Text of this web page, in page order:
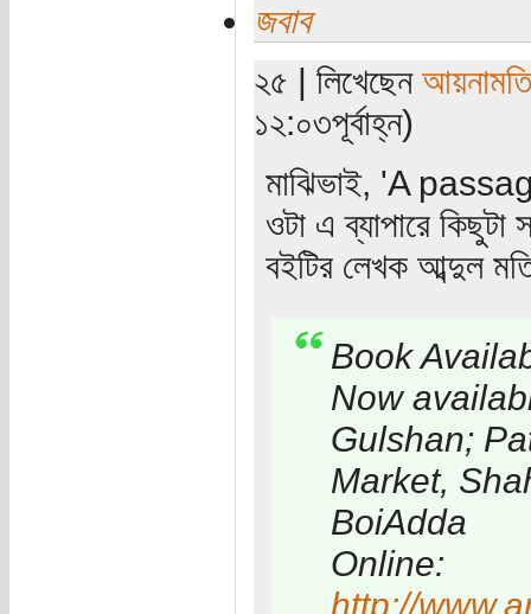
জবাব
২৫ | লিখেছেন আয়নামতি
১২:০৩পূর্বাহ্ন)
মাঝিভাই, 'A
ওটা এ ব্যাপারে কিছুটা
বইটির লেখক আব্দুল
Book
Now
Gulshan;
Market,
BoiAdda
Online:
http://